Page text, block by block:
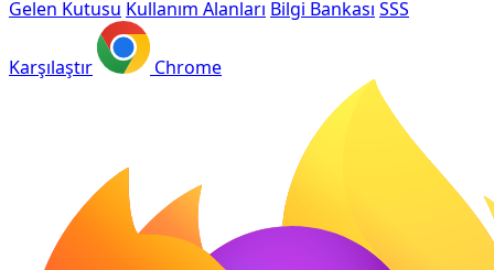
Gelen Kutusu Kullanım Alanları Bilgi Bankası SSS
Karşılaştır Chrome